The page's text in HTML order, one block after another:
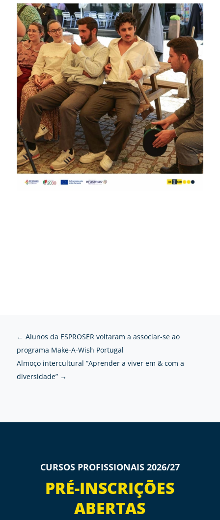
← Alunos da ESPROSER voltaram a associar-se ao
programa Make-A-Wish Portugal
Almoço intercultural “Aprender a viver em & com a
diversidade”→
CURSOS PROFISSIONAIS 2026/27
PRÉ-INSCRIÇÕES
ABERTAS